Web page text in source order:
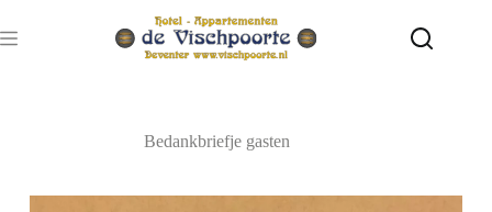
naar
de
Bedankbriefje gasten